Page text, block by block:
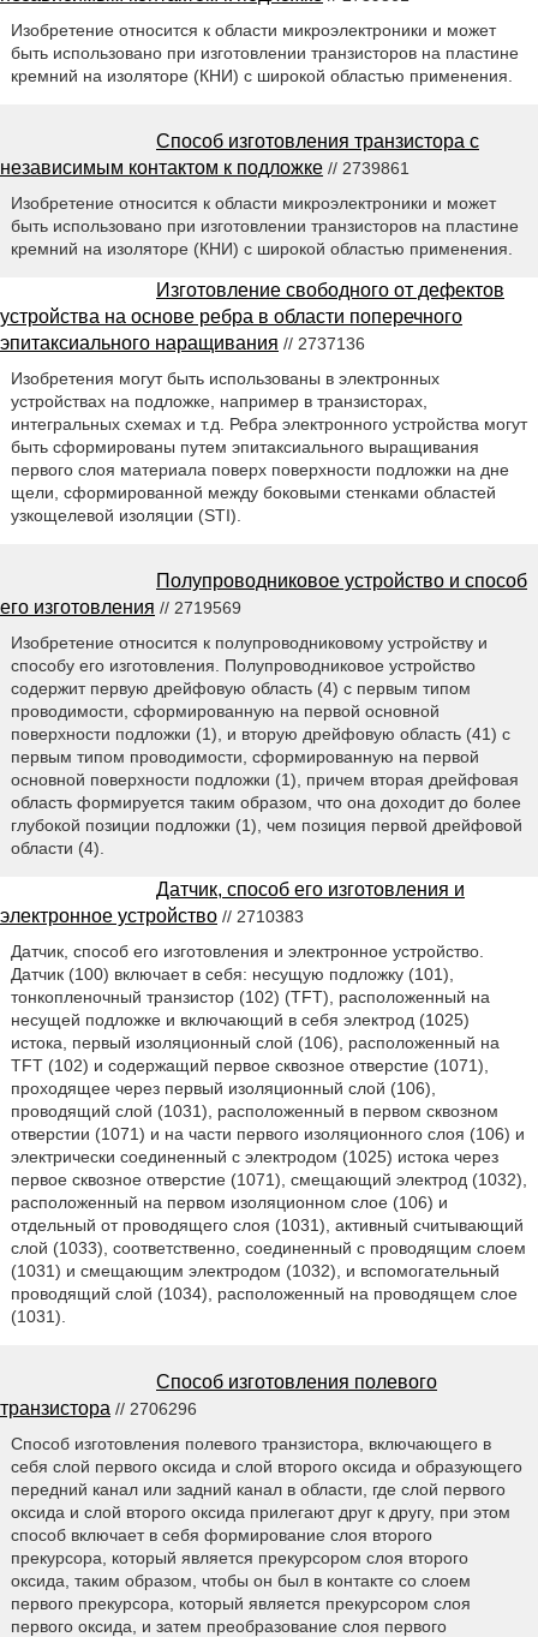
Изобретение относится к области микроэлектроники и может
быть использовано при изготовлении транзисторов на пластине
кремний на изоляторе (КНИ) с широкой областью применения.
Способ изготовления транзистора с
независимым контактом к подложке // 2739861
Изобретение относится к области микроэлектроники и может
быть использовано при изготовлении транзисторов на пластине
кремний на изоляторе (КНИ) с широкой областью применения.
Изготовление свободного от дефектов
устройства на основе ребра в области поперечного
эпитаксиального наращивания // 2737136
Изобретения могут быть использованы в электронных
устройствах на подложке, например в транзисторах,
интегральных схемах и т.д. Ребра электронного устройства могут
быть сформированы путем эпитаксиального выращивания
первого слоя материала поверх поверхности подложки на дне
щели, сформированной между боковыми стенками областей
узкощелевой изоляции (STI).
Полупроводниковое устройство и способ
его изготовления // 2719569
Изобретение относится к полупроводниковому устройству и
способу его изготовления. Полупроводниковое устройство
содержит первую дрейфовую область (4) с первым типом
проводимости, сформированную на первой основной
поверхности подложки (1), и вторую дрейфовую область (41) с
первым типом проводимости, сформированную на первой
основной поверхности подложки (1), причем вторая дрейфовая
область формируется таким образом, что она доходит до более
глубокой позиции подложки (1), чем позиция первой дрейфовой
области (4).
Датчик, способ его изготовления и
электронное устройство // 2710383
Датчик, способ его изготовления и электронное устройство.
Датчик (100) включает в себя: несущую подложку (101),
тонкопленочный транзистор (102) (TFT), расположенный на
несущей подложке и включающий в себя электрод (1025)
истока, первый изоляционный слой (106), расположенный на
TFT (102) и содержащий первое сквозное отверстие (1071),
проходящее через первый изоляционный слой (106),
проводящий слой (1031), расположенный в первом сквозном
отверстии (1071) и на части первого изоляционного слоя (106) и
электрически соединенный с электродом (1025) истока через
первое сквозное отверстие (1071), смещающий электрод (1032),
расположенный на первом изоляционном слое (106) и
отдельный от проводящего слоя (1031), активный считывающий
слой (1033), соответственно, соединенный с проводящим слоем
(1031) и смещающим электродом (1032), и вспомогательный
проводящий слой (1034), расположенный на проводящем слое
(1031).
Способ изготовления полевого
транзистора // 2706296
Способ изготовления полевого транзистора, включающего в
себя слой первого оксида и слой второго оксида и образующего
передний канал или задний канал в области, где слой первого
оксида и слой второго оксида прилегают друг к другу, при этом
способ включает в себя формирование слоя второго
прекурсора, который является прекурсором слоя второго
оксида, таким образом, чтобы он был в контакте со слоем
первого прекурсора, который является прекурсором слоя
первого оксида, и затем преобразование слоя первого